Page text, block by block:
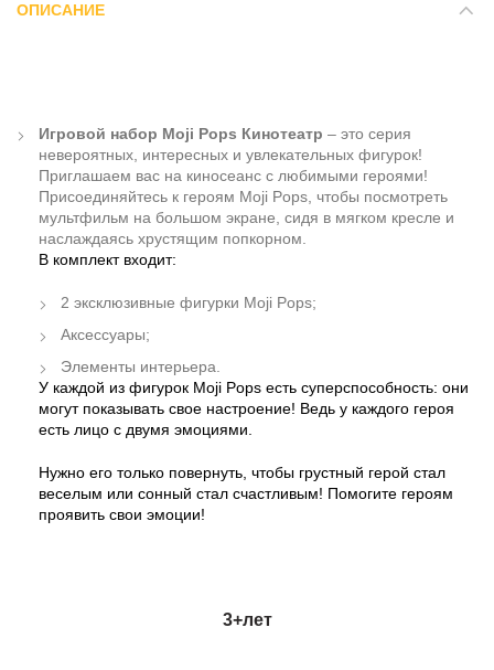
ОПИСАНИЕ
Игровой набор Moji Pops Кинотеатр – это серия
невероятных, интересных и увлекательных фигурок!
Приглашаем вас на киносеанс с любимыми героями!
Присоединяйтесь к героям Moji Pops, чтобы посмотреть
мультфильм на большом экране, сидя в мягком кресле и
наслаждаясь хрустящим попкорном.
В комплект входит:
2 эксклюзивные фигурки Moji Pops;
Аксессуары;
Элементы интерьера.
У каждой из фигурок Moji Pops есть суперспособность: они
могут показывать свое настроение! Ведь у каждого героя
есть лицо с двумя эмоциями.
Нужно его только повернуть, чтобы грустный герой стал
веселым или сонный стал счастливым! Помогите героям
проявить свои эмоции!
3+лет